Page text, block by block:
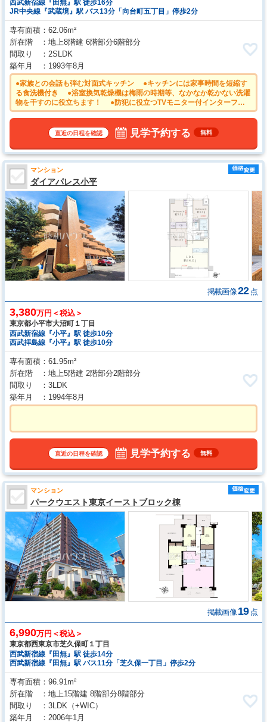
西武新宿線『田無』駅 徒歩16分
JR中央線『武蔵境』駅 バス13分「向台町五丁目」停歩2分
専有面積
62.06m²
所在階
地上8階建 6階部分6階部分
間取り
2SLDK
築年月
1993年8月
●家族との会話も弾む対面式キッチン ●キッチンには家事時間を短縮す
る食洗機付き ●浴室換気乾燥機は梅雨の時期等、なかなか乾かない洗濯
物を干すのに役立ちます！ ●防犯に役立つTVモニター付インターフォ
ン ●安心のオートロック付きマンション ●大切なご家族の一員である
直近の日程を確認 見学予約する 無料
マンション
ダイアパレス小平
掲載画像22 点
3,380万円＜税込＞
東京都小平市大沼町１丁目
西武新宿線『小平』駅 徒歩10分
西武拝島線『小平』駅 徒歩10分
専有面積
61.95m²
所在階
地上5階建 2階部分2階部分
間取り
3LDK
築年月
1994年8月
直近の日程を確認 見学予約する 無料
マンション
パークウエスト東京イーストブロック棟
掲載画像 19 点
6,990万円＜税込＞
東京都西東京市芝久保町１丁目
西武新宿線『田無』駅 徒歩14分
西武新宿線『田無』駅 バス11分「芝久保一丁目」停歩2分
専有面積
96.91m²
所在階
地上15階建 8階部分8階部分
間取り
3LDK （+WIC）
築年月
2006年1月